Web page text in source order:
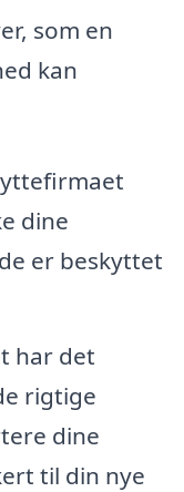
som en
kan
dine
er beskyttet
har det
rigtige
dine
til din nye